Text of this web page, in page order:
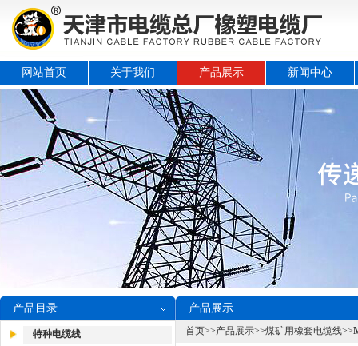
网站首页 关于我们 产品展示 新闻中心
产品目录
特种电缆线
产品展示
首页>>产品展示>>煤矿用橡套电缆线>>